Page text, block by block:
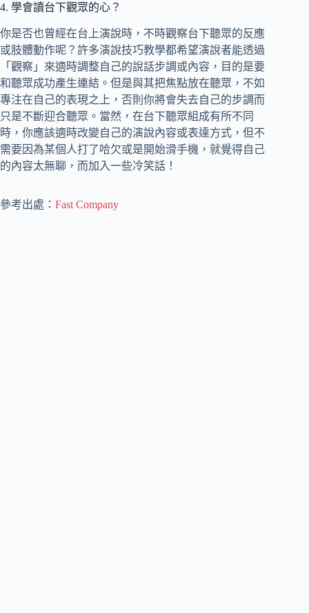
4. 學會讀台下觀眾的心？
你是否也曾經在台上演說時，不時觀察台下聽眾的反應
或肢體動作呢？許多演說技巧教學都希望演說者能透過
「觀察」來適時調整自己的說話步調或內容，目的是要
和聽眾成功產生連結。但是與其把焦點放在聽眾，不如
專注在自己的表現之上，否則你將會失去自己的步調而
只是不斷迎合聽眾。當然，在台下聽眾組成有所不同
時，你應該適時改變自己的演說內容或表達方式，但不
需要因為某個人打了哈欠或是開始滑手機，就覺得自己
的內容太無聊，而加入一些冷笑話！
參考出處： Fast Company